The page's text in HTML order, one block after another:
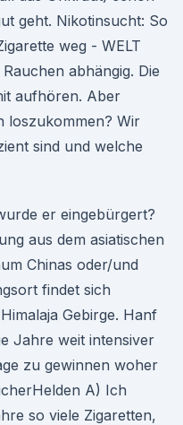
geht. Nikotinsucht: So
weg - WELT
abhängig. Die
aufhören. Aber
loszukommen? Wir
sind und welche
er eingebürgert?
aus dem asiatischen
Chinas oder/und
findet sich
Gebirge. Hanf
Jahre weit intensiver
zu gewinnen woher
A) Ich
so viele Zigaretten,